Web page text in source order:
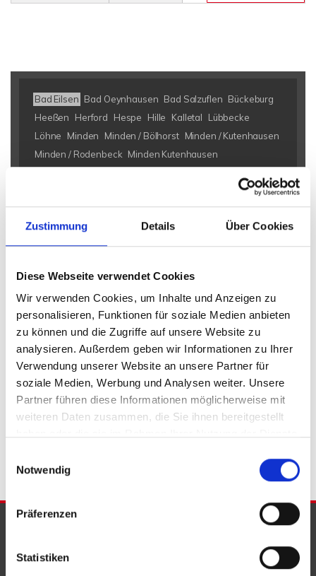
Zustimmung Details Über Cookies
Diese Webseite verwendet Cookies
Wir verwenden Cookies, um Inhalte und Anzeigen zu
personalisieren, Funktionen für soziale Medien anbieten
zu können und die Zugriffe auf unsere Website zu
analysieren. Außerdem geben wir Informationen zu Ihrer
Verwendung unserer Website an unsere Partner für
soziale Medien, Werbung und Analysen weiter. Unsere
Partner führen diese Informationen möglicherweise mit
weiteren Daten zusammen, die Sie ihnen bereitgestellt
Notwendig
Präferenzen
Statistiken
Bad Eilsen Bad Oeynhausen Bad Salzuflen Bückeburg
Heeßen
Herford Hespe Hille Kalletal
Lübbecke
Löhne
Minden Minden / Bölhorst Minden / Kutenhausen
Minden / Rodenbeck Minden Kutenhausen
Petershagen / Friedewalde Porta Westfalica
Porta Westfalica / Barkhausen
Porta Westfalica / Eisbergen
Porta Westfalica / Neesen
Porta Westfalica / Veltheim
Porta Westfalica / Vennebeck Rahden Rinteln Vlotho
Eigentumswohnungen Bad Eilsen
Eigentumswohnung Bad
Eilsen
Wohnungen Bad Eilsen
suche Bad Eilsen
Wohnungsanzeigen Bad Eilsen
Wohnung Bad Eilsen
kaufen
Bad Eilsen
Immobilie Bad Eilsen
Immobilien Bad Eilsen
PARTNER & AUSZEICHNUNGEN